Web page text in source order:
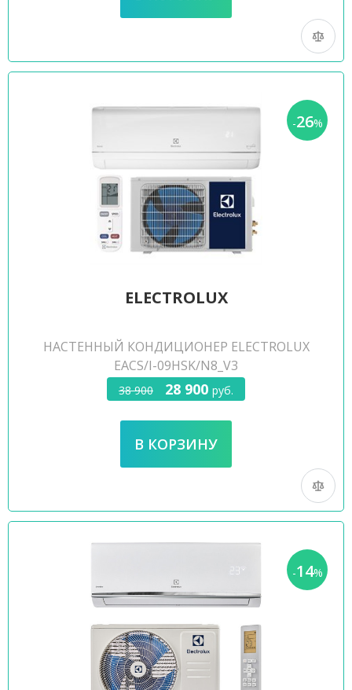
-26%
ELECTROLUX
НАСТЕННЫЙ КОНДИЦИОНЕР ELECTROLUX
EACS/I-09HSK/N8_V3
38 900 28 900 руб.
-14%